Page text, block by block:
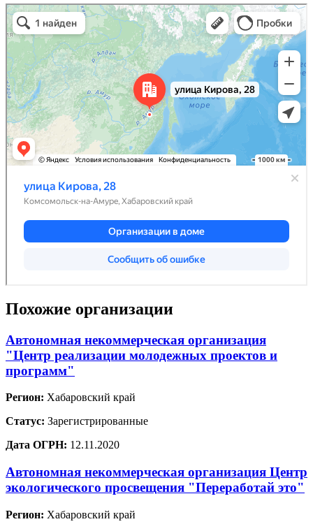
Похожие организации
Автономная некоммерческая организация
"Центр реализации молодежных проектов и
программ"
Регион: Хабаровский край
Статус: Зарегистрированные
Дата ОГРН: 12.11.2020
Автономная некоммерческая организация Центр
экологического просвещения "Переработай это"
Регион: Хабаровский край